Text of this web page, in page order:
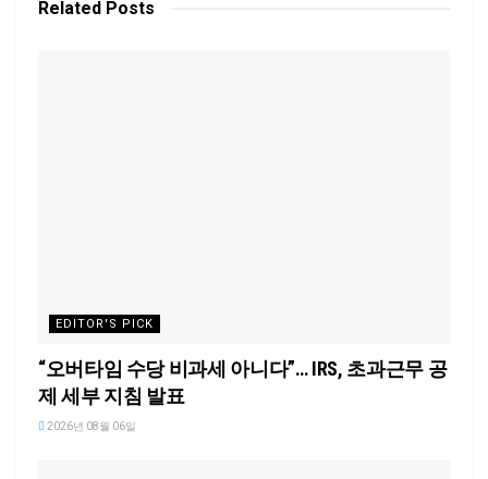
Related Posts
EDITOR'S PICK
“오버타임 수당 비과세 아니다”… IRS, 초과근무 공
제 세부 지침 발표
2026년 08월 06일